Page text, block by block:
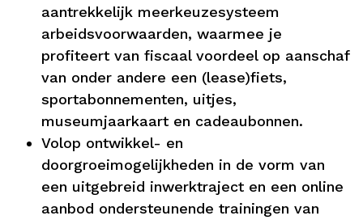
aantrekkelijk meerkeuzesysteem
arbeidsvoorwaarden, waarmee je
profiteert van fiscaal voordeel op aanschaf
van onder andere een (lease)fiets,
sportabonnementen, uitjes,
museumjaarkaart en cadeaubonnen.
Volop ontwikkel- en
doorgroeimogelijkheden in de vorm van
een uitgebreid inwerktraject en een online
aanbod ondersteunende trainingen van